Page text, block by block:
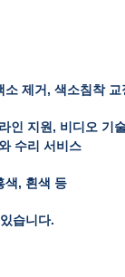
제거, 색소침착 교
인 지원, 비디오 기
수리 서비스
색, 흰색 등
습니다.